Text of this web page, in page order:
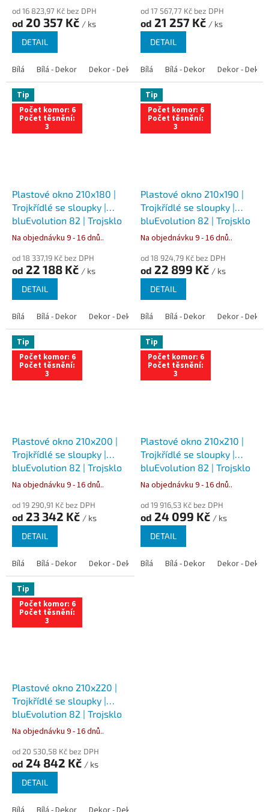
od 16 823,97 Kč bez DPH
od 20 357 Kč / ks
DETAIL
Bílá Bílá - Dekor Dekor - Dekor Bílá - Antracit Bílá - Zlatý dub
od 17 567,77 Kč bez DPH
od 21 257 Kč / ks
DETAIL
Bílá Bílá - Dekor Dekor - Dekor
Tip
Počet komor: 6
Počet těsnění:
3
Plastové okno 210x180 |
Trojkřídlé se sloupky |
bluEvolution 82 | Trojsklo
Na objednávku 9 - 16 dnů..
od 18 337,19 Kč bez DPH
od 22 188 Kč / ks
DETAIL
Bílá Bílá - Dekor Dekor - Dekor Bílá - Antracit Bílá - Zlatý dub
Tip
Počet komor: 6
Počet těsnění:
3
Plastové okno 210x190 |
Trojkřídlé se sloupky |
bluEvolution 82 | Trojsklo
Na objednávku 9 - 16 dnů..
od 18 924,79 Kč bez DPH
od 22 899 Kč / ks
DETAIL
Bílá Bílá - Dekor Dekor - Dekor
Tip
Počet komor: 6
Počet těsnění:
3
Plastové okno 210x200 |
Trojkřídlé se sloupky |
bluEvolution 82 | Trojsklo
Na objednávku 9 - 16 dnů..
od 19 290,91 Kč bez DPH
od 23 342 Kč / ks
DETAIL
Bílá Bílá - Dekor Dekor - Dekor Bílá - Antracit Bílá - Zlatý dub
Tip
Počet komor: 6
Počet těsnění:
3
Plastové okno 210x210 |
Trojkřídlé se sloupky |
bluEvolution 82 | Trojsklo
Na objednávku 9 - 16 dnů..
od 19 916,53 Kč bez DPH
od 24 099 Kč / ks
DETAIL
Bílá Bílá - Dekor Dekor - Dekor
Tip
Počet komor: 6
Počet těsnění:
3
Plastové okno 210x220 |
Trojkřídlé se sloupky |
bluEvolution 82 | Trojsklo
Na objednávku 9 - 16 dnů..
od 20 530,58 Kč bez DPH
od 24 842 Kč / ks
DETAIL